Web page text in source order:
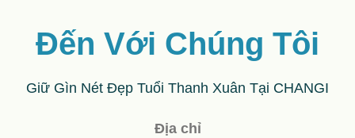
Đến Với Chúng Tôi
Giữ Gìn Nét Đẹp Tuổi Thanh Xuân Tại CHANGI
Địa chỉ